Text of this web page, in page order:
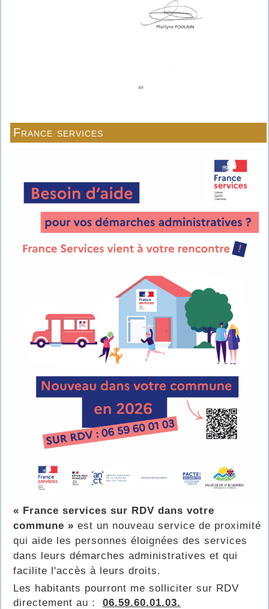
France services
« France services sur RDV dans votre
commune » est un nouveau service de proximité
qui aide les personnes éloignées des services
dans leurs démarches administratives et qui
facilite l'accès à leurs droits.
Les habitants pourront me solliciter sur RDV
directement au : 06.59.60.01.03.